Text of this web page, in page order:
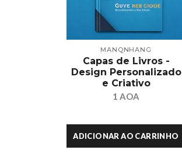
MANQNHANG
Capas de Livros -
Design Personalizado
e Criativo
1 AOA
ADICIONAR AO CARRINHO